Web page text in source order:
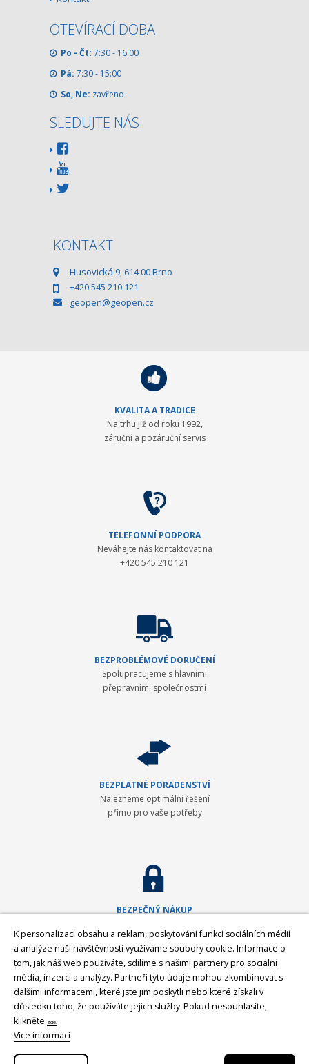
OTEVÍRACÍ DOBA
Po - Čt: 7:30 - 16:00
Pá: 7:30 - 15:00
So, Ne: zavřeno
SLEDUJTE NÁS
KONTAKT
Husovická 9, 614 00 Brno
+420 545 210 121
geopen@geopen.cz
K personalizaci obsahu a reklam, poskytování funkcí sociálních médií
a analýze naší návštěvnosti využíváme soubory cookie. Informace o
tom, jak náš web používáte, sdílíme s našimi partnery pro sociální
média, inzerci a analýzy. Partneři tyto údaje mohou zkombinovat s
dalšími informacemi, které jste jim poskytli nebo které získali v
důsledku toho, že používáte jejich služby.Pokud nesouhlasíte,
klikněte zde.
Více informací
KVALITA A TRADICE
Na trhu již od roku 1992,
záruční a pozáruční servis
TELEFONNÍ PODPORA
Neváhejte nás kontaktovat na
+420 545 210 121
BEZPROBLÉMOVÉ DORUČENÍ
Spolupracujeme s hlavními
přepravními společnostmi
BEZPLATNÉ PORADENSTVÍ
Nalezneme optimální řešení
přímo pro vaše potřeby
BEZPEČNÝ NÁKUP
nákupní proces
GEOPEN Systems
Společnost GEOPEN, s.r.o. byla založena v roce 1992 a od počátku se
věnovala zavádění moderní měřické techniky ve stavebnictví a v geodézii.
První světovou značkou, kterou společnost představila v ČR, byl Pentax -
přední japonský výrobce (nejen) geodetické techniky. Postupem času byla